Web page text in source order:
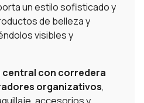
un estilo sofisticado y
de belleza y
visibles y
central con corredera
organizativos,